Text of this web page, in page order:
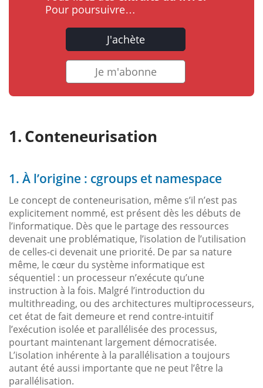
Pour poursuivre…
J'achète
Je m'abonne
Conteneurisation
1. À l’origine : cgroups et namespace
Le concept de conteneurisation, même s’il n’est pas
explicitement nommé, est présent dès les débuts de
l’informatique. Dès que le partage des ressources
devenait une problématique, l’isolation de l’utilisation
de celles-ci devenait une priorité. De par sa nature
même, le cœur du système informatique est
séquentiel : un processeur n’exécute qu’une
instruction à la fois. Malgré l’introduction du
multithreading, ou des architectures multiprocesseurs,
cet état de fait demeure et rend contre-intuitif
l’exécution isolée et parallélisée des processus,
pourtant maintenant largement démocratisée.
L’isolation inhérente à la parallélisation a toujours
autant été aussi importante que ne peut l’être la
parallélisation.